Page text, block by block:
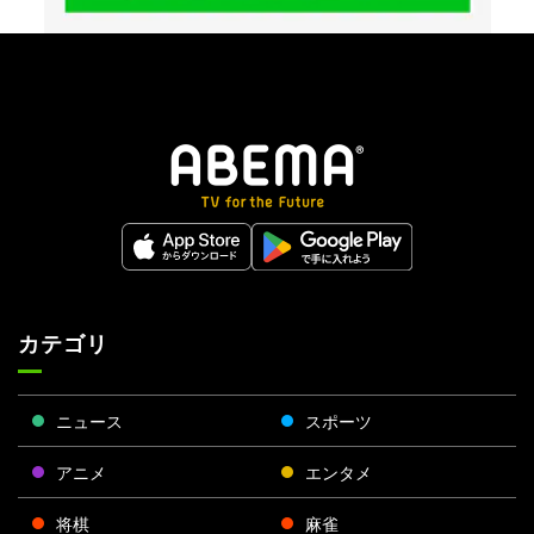
カテゴリ
ニュース スポーツ
アニメ エンタメ
将棋 麻雀